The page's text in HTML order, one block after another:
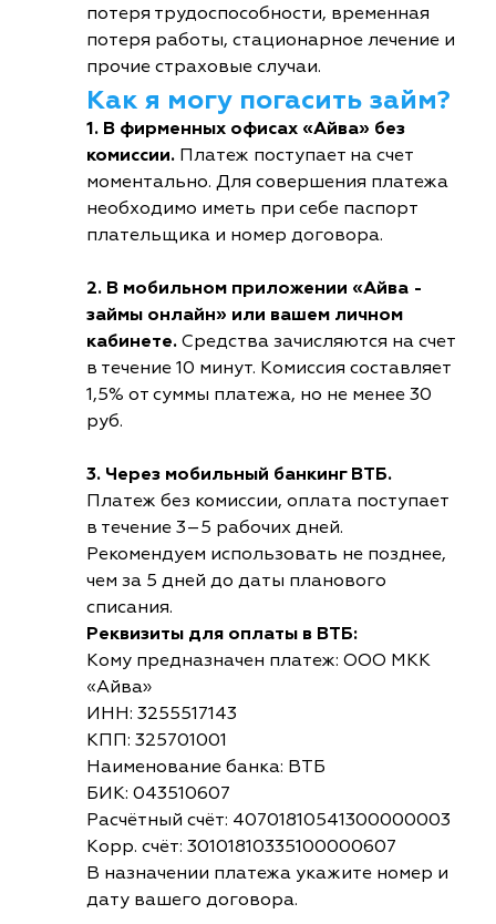
потеря трудоспособности, временная
потеря работы, стационарное лечение и
прочие страховые случаи.
Как я могу погасить займ?
1. В фирменных офисах «Айва» без
комиссии. Платеж поступает на счет
моментально. Для совершения платежа
необходимо иметь при себе паспорт
плательщика и номер договора.
2. В мобильном приложении «Айва -
займы онлайн» или вашем личном
кабинете. Средства зачисляются на счет
в течение 10 минут. Комиссия составляет
1,5% от суммы платежа, но не менее 30
руб.
3. Через мобильный банкинг ВТБ.
Платеж без комиссии, оплата поступает
в течение 3–5 рабочих дней.
Рекомендуем использовать не позднее,
чем за 5 дней до даты планового
списания.
Реквизиты для оплаты в ВТБ:
Кому предназначен платеж: ООО МКК
«Айва»
ИНН: 3255517143
КПП: 325701001
Наименование банка: ВТБ
БИК: 043510607
Расчётный счёт: 40701810541300000003
Корр. счёт: 30101810335100000607
В назначении платежа укажите номер и
дату вашего договора.